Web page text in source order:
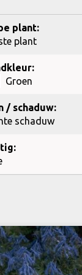
plant:
plant
Groen
/ schaduw:
schaduw